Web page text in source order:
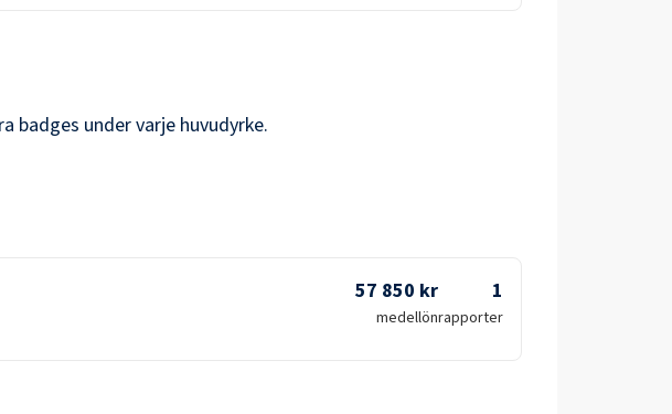
badges under varje huvudyrke.
57 850 kr
medellön
1
rapporter